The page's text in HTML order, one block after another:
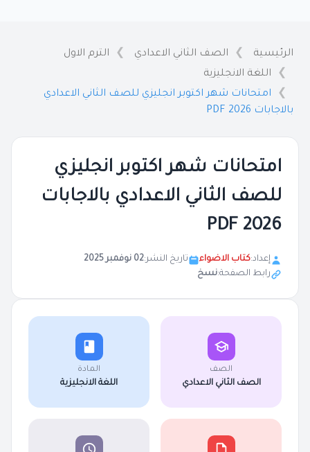
الرئيسية الصف الثاني الاعدادي
الترم الاول
اللغة الانجليزية
امتحانات شهر اكتوبر انجليزي للصف الثاني الاعدادي
بالاجابات 2026 PDF
امتحانات شهر اكتوبر انجليزي
للصف الثاني الاعدادي بالاجابات
2026 PDF
إعداد:كتاب الاضواء تاريخ النشر:02 نوفمبر 2025
رابط الصفحة:نسخ
الصف
الصف الثاني الاعدادي
المادة
اللغة الانجليزية